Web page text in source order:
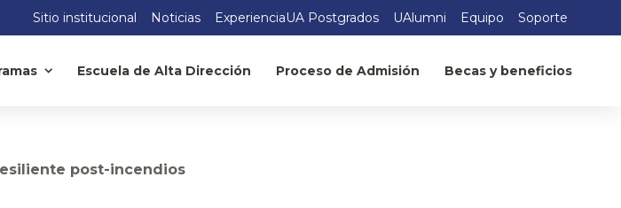
Sitio institucional Noticias ExperienciaUA Postgrados UAlumni Equipo Soporte
Escuela de Alta Dirección Proceso de Admisión Becas y beneficios
post-incendios